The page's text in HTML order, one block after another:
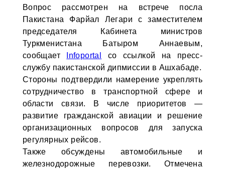
Вопрос рассмотрен на встрече посла
Пакистана Фарйал Легари с заместителем
председателя Кабинета министров
Туркменистана Батыром Аннаевым,
сообщает
Infoportal
со ссылкой на пресс-
службу пакистанской дипмиссии в Ашхабаде.
Стороны подтвердили намерение укреплять
сотрудничество в транспортной сфере и
области связи. В числе приоритетов —
развитие гражданской авиации и решение
организационных вопросов для запуска
регулярных рейсов.
Также обсуждены автомобильные и
железнодорожные перевозки. Отмечена